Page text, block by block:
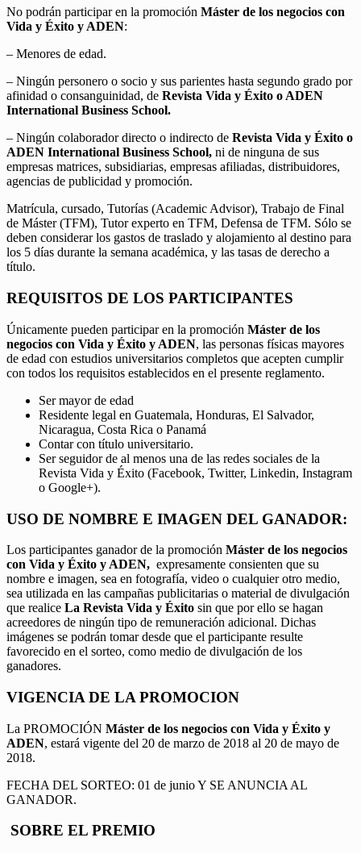
No podrán participar en la promoción Máster de los negocios con
Vida y Éxito y ADEN:
– Menores de edad.
– Ningún personero o socio y sus parientes hasta segundo grado por
afinidad o consanguinidad, de Revista Vida y Éxito o ADEN
International Business School.
– Ningún colaborador directo o indirecto de Revista Vida y Éxito o
ADEN International Business School, ni de ninguna de sus
empresas matrices, subsidiarias, empresas afiliadas, distribuidores,
agencias de publicidad y promoción.
Matrícula, cursado, Tutorías (Academic Advisor), Trabajo de Final
de Máster (TFM), Tutor experto en TFM, Defensa de TFM. Sólo se
deben considerar los gastos de traslado y alojamiento al destino para
los 5 días durante la semana académica, y las tasas de derecho a
título.
REQUISITOS DE LOS PARTICIPANTES
Únicamente pueden participar en la promoción Máster de los
negocios con Vida y Éxito y ADEN, las personas físicas mayores
de edad con estudios universitarios completos que acepten cumplir
con todos los requisitos establecidos en el presente reglamento.
Ser mayor de edad
Residente legal en Guatemala, Honduras, El Salvador,
Nicaragua, Costa Rica o Panamá
Contar con título universitario.
Ser seguidor de al menos una de las redes sociales de la
Revista Vida y Éxito (Facebook, Twitter, Linkedin, Instagram
o Google+).
USO DE NOMBRE E IMAGEN DEL GANADOR:
Los participantes ganador de la promoción Máster de los negocios
con Vida y Éxito y ADEN, expresamente consienten que su
nombre e imagen, sea en fotografía, video o cualquier otro medio,
sea utilizada en las campañas publicitarias o material de divulgación
que realice La Revista Vida y Éxito sin que por ello se hagan
acreedores de ningún tipo de remuneración adicional. Dichas
imágenes se podrán tomar desde que el participante resulte
favorecido en el sorteo, como medio de divulgación de los
ganadores.
VIGENCIA DE LA PROMOCION
La PROMOCIÓN Máster de los negocios con Vida y Éxito y
ADEN, estará vigente del 20 de marzo de 2018 al 20 de mayo de
2018.
FECHA DEL SORTEO: 01 de junio Y SE ANUNCIA AL
GANADOR.
SOBRE EL PREMIO